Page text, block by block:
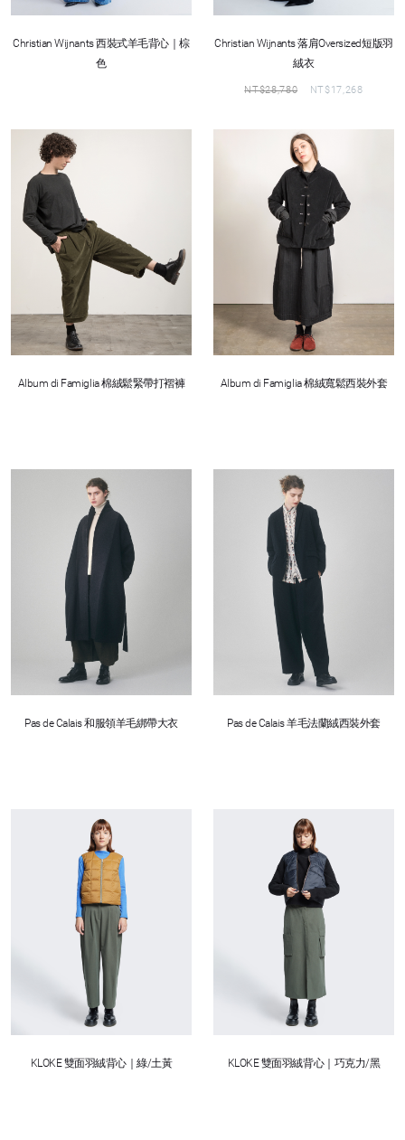
Christian Wijnants 西裝式羊毛背心｜棕
色
Christian Wijnants 落肩Oversized短版羽
絨衣
NT$28,780 NT$17,268
Album di Famiglia 棉絨鬆緊帶打褶褲 Album di Famiglia 棉絨寬鬆西裝外套
Pas de Calais 和服領羊毛綁帶大衣 Pas de Calais 羊毛法蘭絨西裝外套
KLOKE 雙面羽絨背心｜綠/土黃 KLOKE 雙面羽絨背心｜巧克力/黑